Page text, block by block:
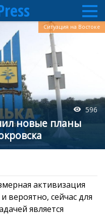
596
новые планы
Ситуация на Востоке
активизация
вероятно, сейчас для
является